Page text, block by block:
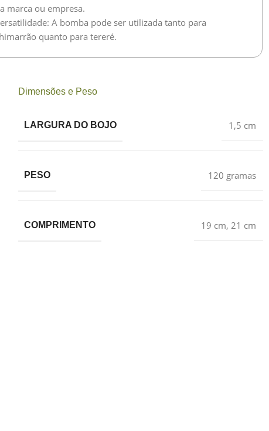
marca ou empresa.
A bomba pode ser utilizada tanto para
quanto para tereré.
Dimensões e Peso
LARGURA DO BOJO 1,5 cm
PESO 120 gramas
COMPRIMENTO 19 cm, 21 cm